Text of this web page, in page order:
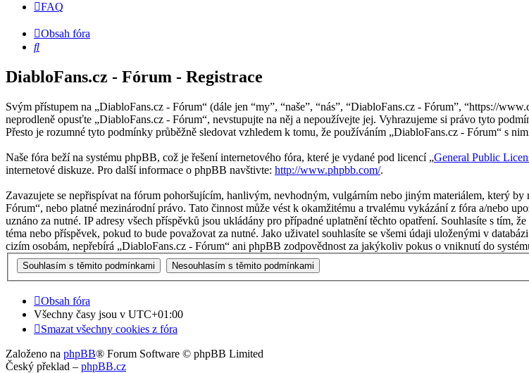
FAQ
Obsah fóra
Hledat
DiabloFans.cz - Fórum - Registrace
Svým přístupem na „DiabloFans.cz - Fórum“ (dále jen “my”, “naše”, “nás”, “DiabloFans.cz - Fórum”, “https://
neprodleně opusťte „DiabloFans.cz - Fórum“, nevstupujte na něj a nepoužívejte jej. Vyhrazujeme si právo tyto
Přesto je rozumné tyto podmínky průběžně sledovat vzhledem k tomu, že používáním „DiabloFans.cz - Fórum“ s
Naše fóra beží na systému phpBB, což je řešení internetového fóra, které je vydané pod licencí „General Public
internetové diskuze. Pro další informace o phpBB navštivte: http://www.phpbb.com/.
Zavazujete se nepřispívat na fórum pohoršujícím, hanlivým, nevhodným, vulgárním nebo jiným materiálem, který
Fórum“, nebo platné mezinárodní právo. Tato činnost může vést k okamžitému a trvalému vykázání z fóra a/nebo
uznáno za nutné. IP adresy všech příspěvků jsou ukládány pro případné uplatnění těchto opatření. Souhlasíte s tím,
téma nebo příspěvek, pokud to bude považovat za nutné. Jako uživatel souhlasíte se všemi údaji uloženými v
cizím osobám, nepřebírá „DiabloFans.cz - Fórum“ ani phpBB zodpovědnost za jakýkoliv pokus o vniknutí do
Obsah fóra
Všechny časy jsou v UTC+01:00
Smazat všechny cookies z fóra
Založeno na phpBB® Forum Software © phpBB Limited
Český překlad – phpBB.cz